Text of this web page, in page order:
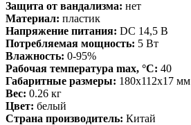
Защита от вандализма: нет
Материал: пластик
Напряжение питания: DC 14,5 В
Потребляемая мощность: 5 Вт
Влажность: 0-95%
Рабочая температура max, °С: 40
Габаритные размеры: 180х112х17 мм
Вес: 0.26 кг
Цвет: белый
Страна производитель: Китай